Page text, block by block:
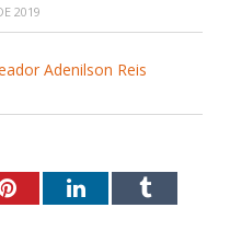
2019
Adenilson Reis
PinterestLinkedInTumblr